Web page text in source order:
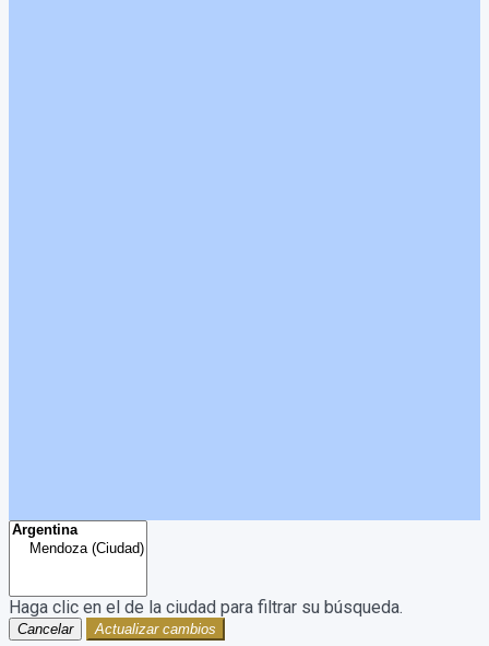
Haga clic en el de la ciudad para filtrar su búsqueda.
Cancelar Actualizar cambios